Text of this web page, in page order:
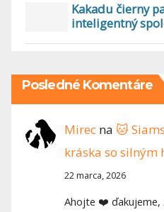
Kakadu čierny
inteligentný
Posledné Komentáre
Mirec na🐱
kráska so silným
22 marca, 2026
Ahojte ❤️ ďakujeme,